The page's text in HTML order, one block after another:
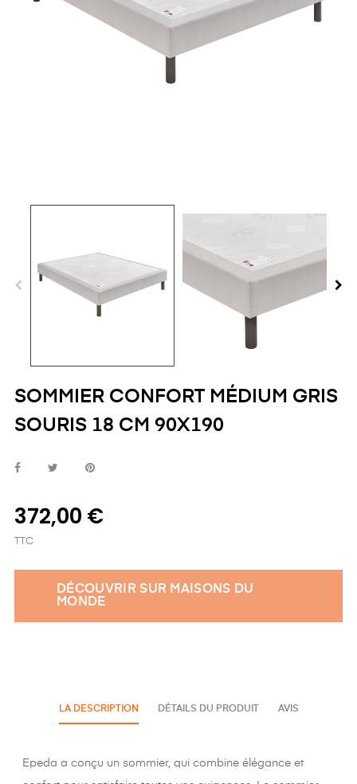
SOMMIER CONFORT MÉDIUM GRIS
SOURIS 18 CM 90X190
372,00 €
TTC
DÉCOUVRIR SUR MAISONS DU
MONDE
LA DESCRIPTION DÉTAILS DU PRODUIT AVIS
Epeda a conçu un sommier, qui combine élégance et